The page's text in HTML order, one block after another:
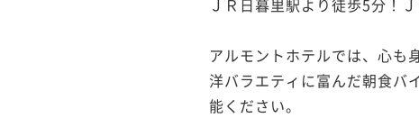
ＪＲ日暮里駅より徒歩5分！
アルモントホテルでは、心も
洋バラエティに富んだ朝食バ
能ください。